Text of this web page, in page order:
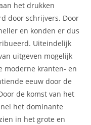
het drukken
door schrijvers. Door
en konden er dus
Uiteindelijk
uitgeven mogelijk
moderne kranten- en
eeuw door de
de komst van het
het dominante
in het grote en